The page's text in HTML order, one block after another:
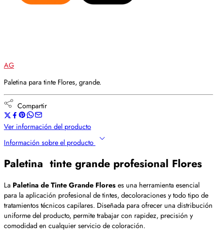
AG
Paletina para tinte Flores, grande.
Compartir
Ver información del producto
Información sobre el producto
Paletina tinte grande profesional Flores
La Paletina de Tinte Grande Floreses una herramienta esencial
para la aplicación profesional de tintes, decoloraciones y todo tipo de
tratamientos técnicos capilares. Diseñada para ofrecer una distribución
uniforme del producto, permite trabajar con rapidez, precisión y
comodidad en cualquier servicio de coloración.